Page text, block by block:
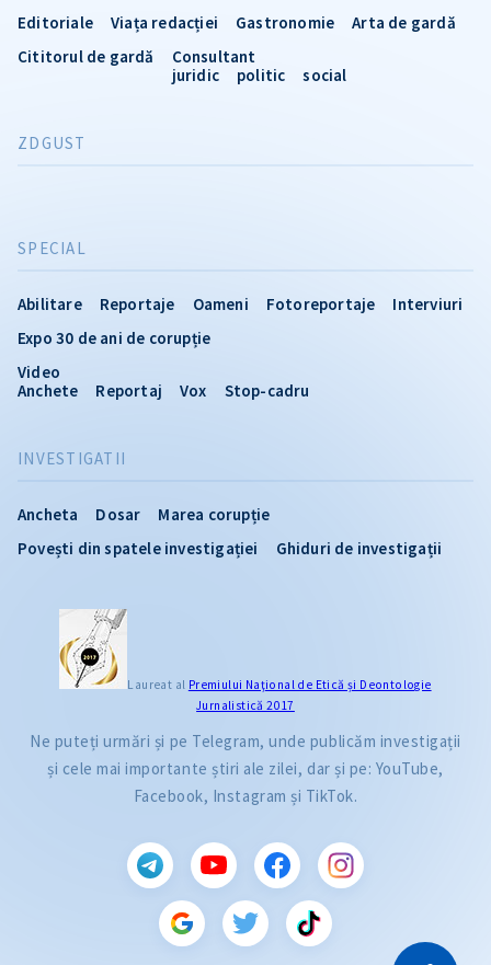
INVESTIGATII
Ancheta Dosar
Marea corupție
Povești din spatele investigației
Ghiduri de investigații
SPECIAL
Abilitare Reportaje Oameni Fotoreportaje
Interviuri
Expo 30 de ani de corupție
Video
Anchete
Reportaj Vox Stop-cadru
Editoriale
Viața redacției Gastronomie
Arta de gardă
Cititorul de gardă
Consultant
juridic
politic social
ZDGUST
Laureat al Premiului Naţional de Etică și Deontologie
Jurnalistică 2017
Ne puteți urmări și pe Telegram, unde publicăm investigații
și cele mai importante știri ale zilei, dar și pe: YouTube,
Facebook, Instagram și TikTok.